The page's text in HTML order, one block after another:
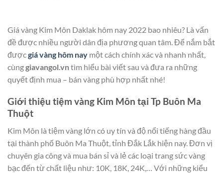
Giá vàng Kim Môn Daklak hôm nay 2022 bao nhiêu? Là vấn
đề được nhiều người dân địa phương quan tâm. Để nắm bắt
đượcgiá vàng hôm nay một cách chính xác và nhanh nhất,
cùnggiavangol.vntìm hiểu bài viết sau và đưa ra những
quyết định mua – bán vàng phù hợp nhất nhé!
Giới thiệu tiệm vàng Kim Môn tại Tp Buôn Ma
Thuột
Kim Môn là tiệm vàng lớn có uy tín và độ nổi tiếng hàng đầu
tại thành phố Buôn Ma Thuột, tỉnh Đắk Lắk hiện nay. Đơn vị
chuyên gia công và mua bán sỉ và lẻ các loại trang sức vàng
bạc đến từ chất liệu như: 10K, 18K, 24K,… Với những kiểu